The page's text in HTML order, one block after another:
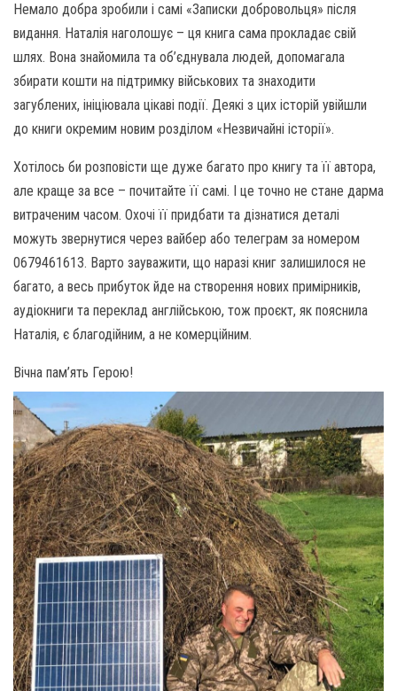
Немало добра зробили і самі «Записки добровольця» після
видання. Наталія наголошує – ця книга сама прокладає свій
шлях. Вона знайомила та об’єднувала людей, допомагала
збирати кошти на підтримку військових та знаходити
загублених, ініціювала цікаві події. Деякі з цих історій увійшли
до книги окремим новим розділом «Незвичайні історії».
Хотілось би розповісти ще дуже багато про книгу та її автора,
але краще за все – почитайте її самі. І це точно не стане дарма
витраченим часом. Охочі її придбати та дізнатися деталі
можуть звернутися через вайбер або телеграм за номером
0679461613. Варто зауважити, що наразі книг залишилося не
багато, а весь прибуток йде на створення нових примірників,
аудіокниги та переклад англійською, тож проєкт, як пояснила
Наталія, є благодійним, а не комерційним.
Вічна пам’ять Герою!